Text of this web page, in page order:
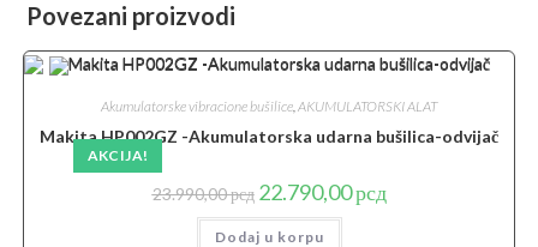
Povezani proizvodi
AKCIJA!
Akumulatorske vibracione bušilice AKUMULATORSKI ALAT
Makita HP002GZ -Akumulatorska udarna bušilica-odvijač
23.990,00рсд Originalna
cena
je
bila:
22.790,00рсдTrenutna
cena
Dodaj u korpu